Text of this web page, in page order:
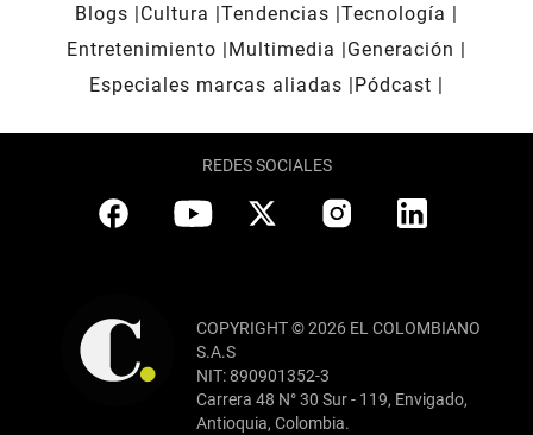
Blogs
Cultura Tendencias Tecnología
Entretenimiento
Multimedia
Generación
Especiales marcas aliadas
Pódcast
REDES SOCIALES
COPYRIGHT © 2026 EL COLOMBIANO
S.A.S
NIT: 890901352-3
Carrera 48 N° 30 Sur - 119, Envigado,
Antioquia, Colombia.